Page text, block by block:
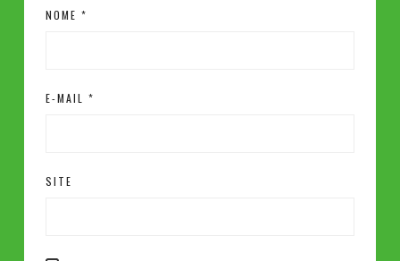
NOME *
E-MAIL *
SITE